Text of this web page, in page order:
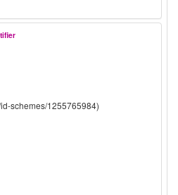
schemes/1255765984)